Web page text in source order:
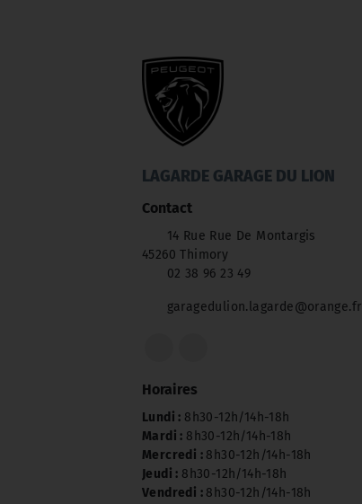
LAGARDE GARAGE DU LION
Contact
14 Rue Rue De Montargis
45260 Thimory
02 38 96 23 49
garagedulion.lagarde@orange.fr
Horaires
Lundi : 8h30-12h/14h-18h
Mardi : 8h30-12h/14h-18h
Mercredi : 8h30-12h/14h-18h
Jeudi : 8h30-12h/14h-18h
Vendredi : 8h30-12h/14h-18h